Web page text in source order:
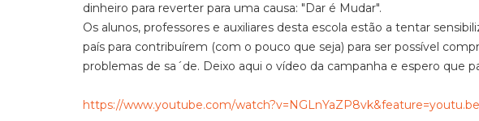
dinheiro para reverter para uma causa: "Dar é Mudar".
Os alunos, professores e auxiliares desta escola estão a tentar
país para contribuírem (com o pouco que seja) para ser possível
problemas de sa´de. Deixo aqui o vídeo da campanha e espero que
https://www.youtube.com/watch?v=NGLnYaZP8vk&feature=youtu.be